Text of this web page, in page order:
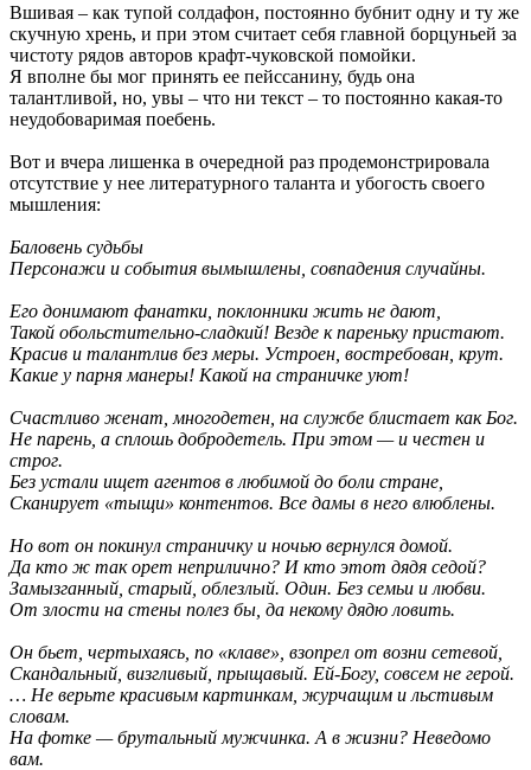
Вшивая – как тупой солдафон, постоянно бубнит одну и ту же
скучную хрень, и при этом считает себя главной борцуньей за
чистоту рядов авторов крафт-чуковской помойки.
Я вполне бы мог принять ее пейссанину, будь она
талантливой, но, увы – что ни текст – то постоянно какая-то
неудобоваримая поебень.
Вот и вчера лишенка в очередной раз продемонстрировала
отсутствие у нее литературного таланта и убогость своего
мышления:
Баловень судьбы
Персонажи и события вымышлены, совпадения случайны.
Его донимают фанатки, поклонники жить не дают,
Такой обольстительно-сладкий! Везде к пареньку пристают.
Красив и талантлив без меры. Устроен, востребован, крут.
Какие у парня манеры! Какой на страничке уют!
Счастливо женат, многодетен, на службе блистает как Бог.
Не парень, а сплошь добродетель. При этом — и честен и
строг.
Без устали ищет агентов в любимой до боли стране,
Сканирует «тыщи» контентов. Все дамы в него влюблены.
Но вот он покинул страничку и ночью вернулся домой.
Да кто ж так орет неприлично? И кто этот дядя седой?
Замызганный, старый, облезлый. Один. Без семьи и любви.
От злости на стены полез бы, да некому дядю ловить.
Он бьет, чертыхаясь, по «клаве», взопрел от возни сетевой,
Скандальный, визгливый, прыщавый. Ей-Богу, совсем не герой.
… Не верьте красивым картинкам, журчащим и льстивым
словам.
На фотке — брутальный мужчинка. А в жизни? Неведомо
вам.